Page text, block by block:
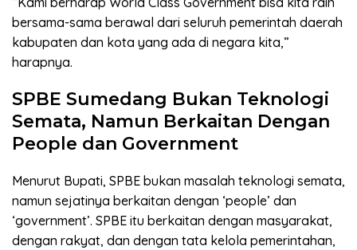
bersama-sama berawal dari seluruh pemerintah daerah
kabupaten dan kota yang ada di negara kita,”
harapnya.
SPBE Sumedang Bukan Teknologi
Semata, Namun Berkaitan Dengan
People dan Government
Menurut Bupati, SPBE bukan masalah teknologi semata,
namun sejatinya berkaitan dengan ‘people’ dan
‘government’. SPBE itu berkaitan dengan masyarakat,
dengan rakyat, dan dengan tata kelola pemerintahan,